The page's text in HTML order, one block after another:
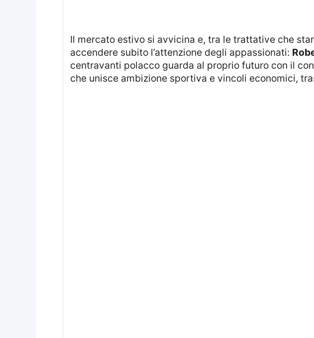
Il mercato estivo si avvicina e, tra le trattative che stanno iniziando a prendere forma, emerge un nome capace di
accendere subito l’attenzione degli appassionati:
centravanti polacco guarda al proprio futuro con il
che unisce ambizione sportiva e vincoli economici,